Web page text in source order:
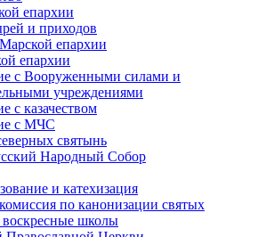
епархии
и приходов
епархии
епархии
с Вооруженными силами и
учреждениями
с казачеством
с МЧС
святынь
Народный Собор
и катехизация
по канонизации святых
школы